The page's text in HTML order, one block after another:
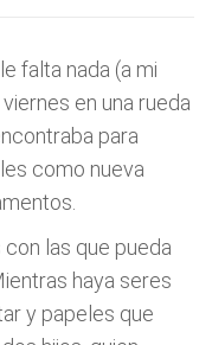
falta nada (a mi
en una rueda
para
como nueva
las que pueda
haya seres
y papeles que